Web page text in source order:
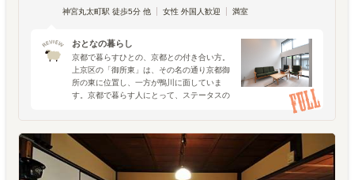
神宮丸太町駅 徒歩5分 他
女性 外国人歓迎 満室
おとなの暮らし
京都で暮らすひとの、京都との付き合い方。
上京区の「御所東」は、その名の通り京都御
所の東に位置し、一方が鴨川に面していま
す。京都で暮らす人にとって、ステータスの
のぼると、御所東の一帯には公家や幕府の屋
敷が数多く軒を連ねてい